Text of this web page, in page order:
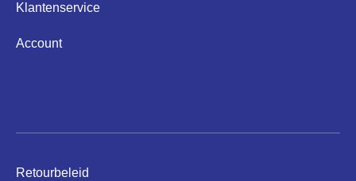
Klantenservice
Account
Retourbeleid